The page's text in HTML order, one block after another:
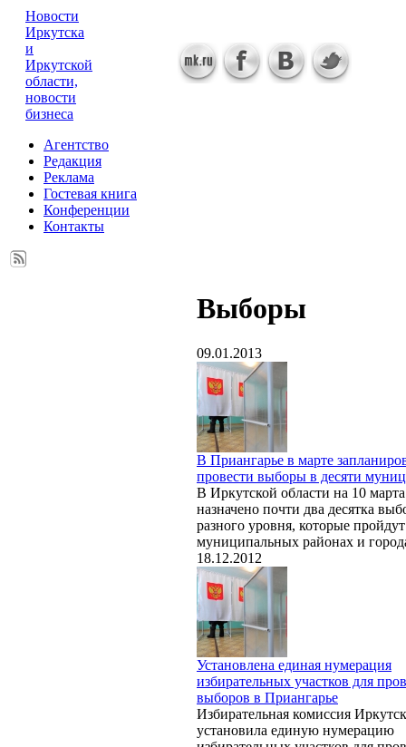
Новости
Иркутска
и
Иркутской
области,
новости
бизнеса
Агентство
Редакция
Реклама
Гостевая книга
Конференции
Контакты
Выборы
09.01.2013
В Приангарье в марте
провести выборы в десяти
В Иркутской области на 10
назначено почти два десятка
разного уровня, которые
муниципальных районах и
18.12.2012
Установлена единая нумерация
избирательных участков для
выборов в Приангарье
Избирательная комиссия
установила единую нумерацию